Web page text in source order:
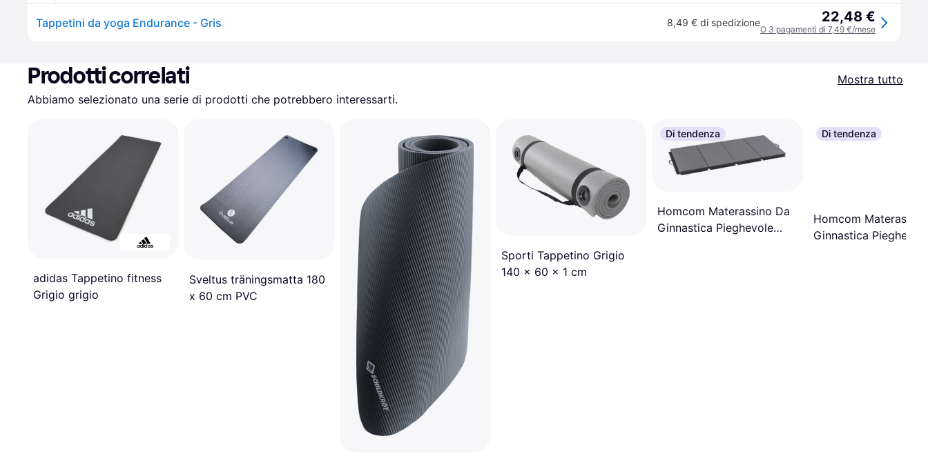
Tappetini da yoga Endurance - Gris 8,49 € di spedizione 22,48 €
O 3 pagamenti di 7,49 €/mese
Prodotti correlati
Mostra tutto
Abbiamo selezionato una serie di prodotti che potrebbero interessarti.
adidas Tappetino fitness
Grigio grigio
Sveltus träningsmatta 180
x 60 cm PVC
Sporti Tappetino Grigio
140 x 60 x 1 cm
Di tendenza
Homcom Materassino Da
Ginnastica Pieghevole
Di tendenza
Homcom
Ginnastica